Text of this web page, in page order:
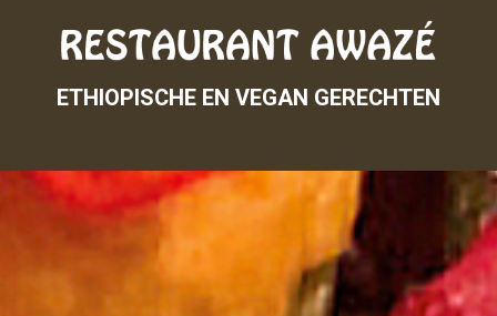
ETHIOPISCHE EN VEGAN GERECHTEN